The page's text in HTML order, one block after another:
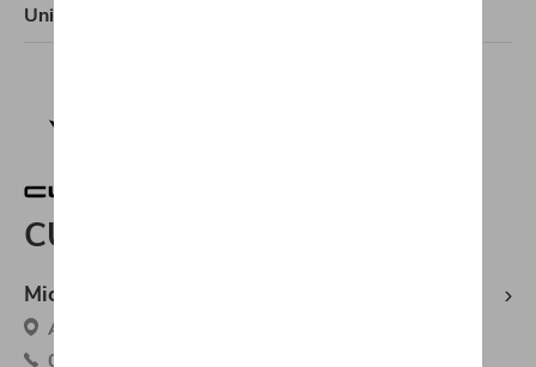
Uniquement entretien et services
CUPRA
Michaël Mazuin Fleurus CUPRA
Avenue du Marquis 1, 6220 Fleurus
071/88.00.88